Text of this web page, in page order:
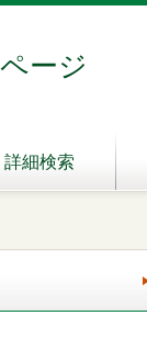
ージ
詳細検索